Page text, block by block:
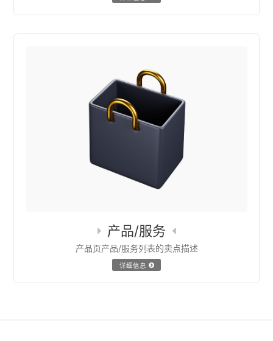
产品/服务
产品页产品/服务列表的卖点描述
详细信息